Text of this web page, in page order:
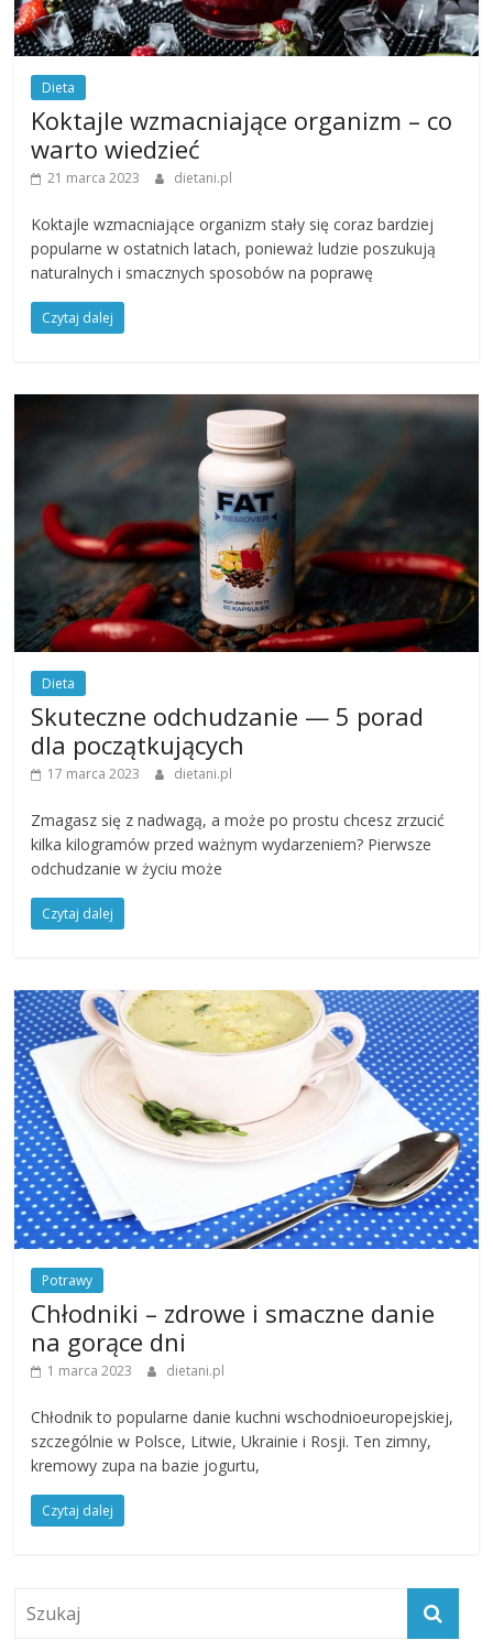
Dieta
Koktajle wzmacniające organizm – co
warto wiedzieć
21 marca 2023 dietani.pl
Koktajle wzmacniające organizm stały się coraz bardziej
popularne w ostatnich latach, ponieważ ludzie poszukują
naturalnych i smacznych sposobów na poprawę
Czytaj dalej
Dieta
Skuteczne odchudzanie — 5 porad
dla początkujących
17 marca 2023 dietani.pl
Zmagasz się z nadwagą, a może po prostu chcesz zrzucić
kilka kilogramów przed ważnym wydarzeniem? Pierwsze
odchudzanie w życiu może
Czytaj dalej
Potrawy
Chłodniki – zdrowe i smaczne danie
na gorące dni
1 marca 2023 dietani.pl
Chłodnik to popularne danie kuchni wschodnioeuropejskiej,
szczególnie w Polsce, Litwie, Ukrainie i Rosji. Ten zimny,
kremowy zupa na bazie jogurtu,
Czytaj dalej